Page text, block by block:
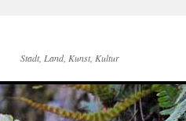
Stadt, Land, Kunst, Kultur